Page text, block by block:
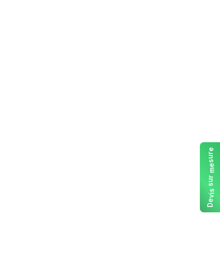
D
e
v
i
s
s
u
r
m
e
s
u
r
e